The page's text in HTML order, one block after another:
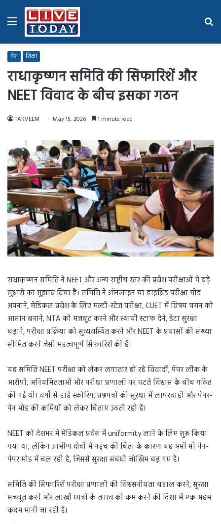
Menu
देश शिक्षा
राधाकृष्णन समिति की सिफारिशें और
NEET विवाद के बीच इसका गठन
TAKVEEM May 15, 2026 1 minute read
राधाकृष्णन समिति ने NEET और अन्य राष्ट्रीय स्तर की प्रवेश परीक्षाओं में बड़े
सुधारों का सुझाव दिया है। समिति ने ऑनलाइन या हाइब्रिड परीक्षा मोड
अपनाने, मेडिकल प्रवेश के लिए मल्टी-स्टेज परीक्षा, CUET में विषय चयन को
आसान बनाने, NTA को मजबूत करने और स्थायी स्टाफ देने, डेटा सुरक्षा
बढ़ाने, परीक्षा प्रक्रिया को सुव्यवस्थित करने और NEET के प्रयासों की संख्या
सीमित करने जैसी महत्वपूर्ण सिफारिशें की हैं।
यह समिति NEET परीक्षा को लेकर लगातार हो रहे विवादों, पेपर लीक के
आरोपों, अनियमितताओं और परीक्षा प्रणाली पर घटते विश्वास के बीच गठित
की गई थी। वर्षों से हाई स्कोरिंग, प्रश्नपत्रों की सुरक्षा में लापरवाही और पेपर-
पेन मोड की कमियों को लेकर चिंताएं उठती रही हैं।
NEET को देशभर में मेडिकल प्रवेश में uniformity लाने के लिए शुरू किया
गया था, लेकिन ग्रामीण क्षेत्रों में पहुंच की चिंता के कारण यह अभी भी पेन-
पेपर मोड में चल रही है, जिससे सुरक्षा संबंधी जोखिम बढ़ गए हैं।
समिति की सिफारिशें परीक्षा प्रणाली की विश्वसनीयता बहाल करने, सुरक्षा
मजबूत करने और लाखों छात्रों के तनाव को कम करने की दिशा में एक अहम
कदम मानी जा रही हैं।